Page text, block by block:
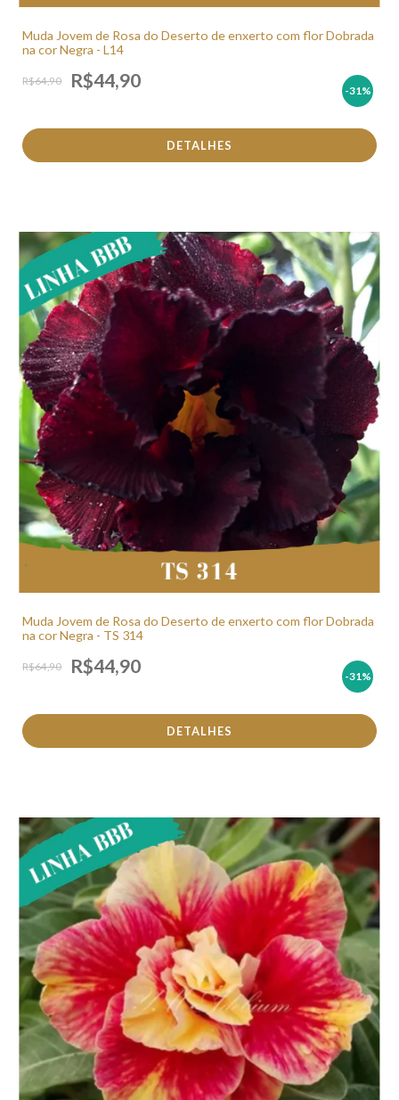
Muda Jovem de Rosa do Deserto de enxerto com flor Dobrada
na cor Negra - L14
R$64,90 R$44,90 -31 %
DETALHES
Muda Jovem de Rosa do Deserto de enxerto com flor Dobrada
na cor Negra - TS 314
R$64,90 R$44,90 -31 %
DETALHES